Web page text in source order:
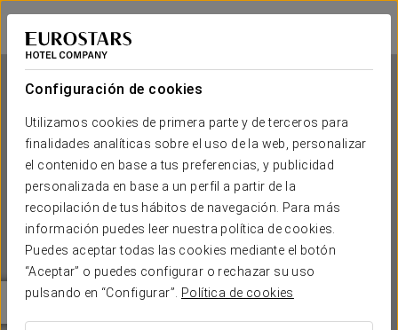
Configuración de cookies
Utilizamos cookies de primera parte y de terceros para
finalidades analíticas sobre el uso de la web, personalizar
el contenido en base a tus preferencias, y publicidad
personalizada en base a un perfil a partir de la
recopilación de tus hábitos de navegación. Para más
información puedes leer nuestra política de cookies.
Puedes aceptar todas las cookies mediante el botón
“Aceptar” o puedes configurar o rechazar su uso
pulsando en “Configurar”.
Política de cookies
Eurostars Winter Haven
MIAMI BEACH
Eurostars Winter Haven
MIAMI BEACH